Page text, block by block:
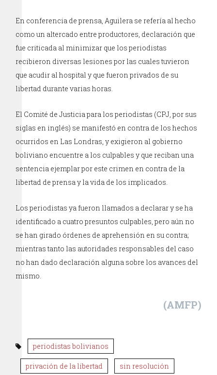
En conferencia de prensa, Aguilera se refería al hecho
como un altercado entre productores, declaración que
fue criticada al minimizar que los periodistas
recibieron diversas lesiones por las cuales tuvieron
que acudir al hospital y que fueron privados de su
libertad durante varias horas.
El Comité de Justicia para los periodistas (CPJ, por sus
siglas en inglés) se manifestó en contra de los hechos
ocurridos en Las Londras, y exigieron al gobierno
boliviano encuentre a los culpables y que reciban una
sentencia ejemplar por este crimen en contra de la
libertad de prensa y la vida de los implicados.
Los periodistas ya fueron llamados a declarar y se ha
identificado a cuatro presuntos culpables, pero aún no
se han girado órdenes de aprehensión en su contra;
mientras tanto las autoridades responsables del caso
no han dado declaración alguna sobre los avances del
mismo.
(AMFP)
periodistas bolivianos
privación de la libertad sin resolución